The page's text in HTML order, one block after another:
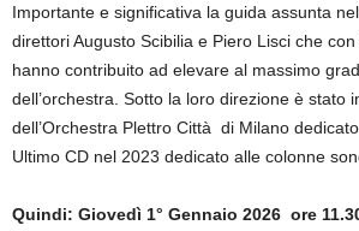
Importante e significativa la guida assunta
direttori Augusto Scibilia e Piero Lisci che
hanno contribuito ad elevare al massimo
dell’orchestra. Sotto la loro direzione è stato
dell’Orchestra Plettro Città di Milano
Ultimo CD nel 2023 dedicato alle colonne
Quindi: Giovedì 1° Gennaio 2026 ore